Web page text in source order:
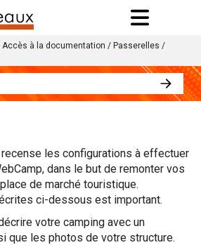
Accès à la documentation / Passerelles /
les configurations à effectuer
dans le but de remonter vos
de marché touristique.
ci-dessous est important.
votre camping avec un
que les photos de votre structure.